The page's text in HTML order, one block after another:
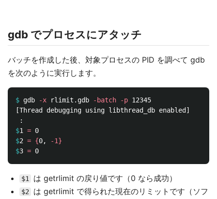
gdb でプロセスにアタッチ
バッチを作成した後、対象プロセスの PID を調べて gdb
を次のように実行します。
$ gdb -x rlimit.gdb -batch -p
[Thread debugging using libthread_db enabled]
$1 =
$2 = {0, -1}
$3 =
$1 は getrlimit の戻り値です（0 なら成功）
$2
は getrlimit で得られた現在のリミットです（ソフ